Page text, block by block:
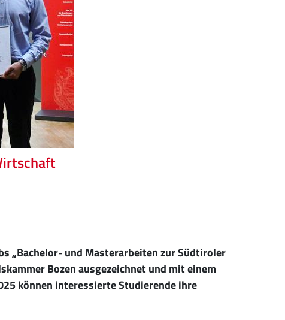
„Bachelor- und Masterarbeiten zur Südtiroler
Bozen ausgezeichnet und mit einem
können interessierte Studierende ihre